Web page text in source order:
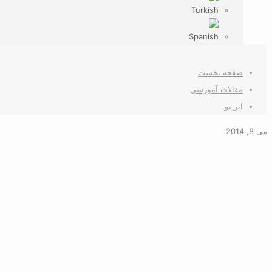
صفحه نخست
مقالات آموزشی
ایر بو
می 8, 2014